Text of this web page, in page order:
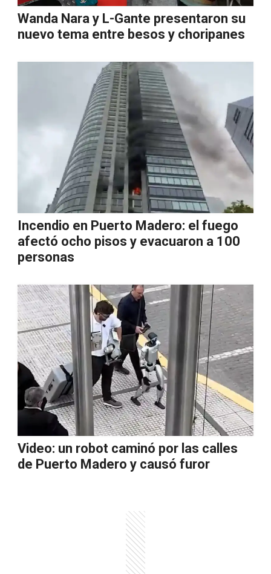
Wanda Nara y L-Gante presentaron su
nuevo tema entre besos y choripanes
Incendio en Puerto Madero: el fuego
afectó ocho pisos y evacuaron a 100
personas
Video: un robot caminó por las calles
de Puerto Madero y causó furor